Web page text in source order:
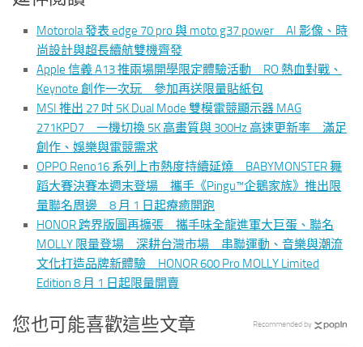
Motorola 發表 edge 70 pro 與 moto g37 power AI 影像、時
尚設計與超長續航雙機齊發
Apple 信義 A13 推兩場開學限定體驗活動 RO 熱血對戰、
Keynote 創作一次玩 參加再送限量貼紙包
MSI 推出 27 吋 5K Dual Mode 雙模電競顯示器 MAG
271KPD7 一機切換 5K 高畫質與 300Hz 高速更新率 滿足
創作、娛樂與電競需求
OPPO Reno16 系列上市熱度持續延燒 BABYMONSTER 舞
蹈大賽決賽本週末登場 攜手《Pingu™企鵝家族》推出限
量聯名周邊 8 月 1 日起療癒開跑
HONOR 跨界版圖再擴張 攜手味全龍進軍大巨蛋、聯名
MOLLY 限量登場 深耕台灣市場 串聯運動、音樂與潮流
文化打造品牌新體驗 HONOR 600 Pro MOLLY Limited
Edition 8 月 1 日起限量開賣
您也可能喜歡這些文章 Recommended by